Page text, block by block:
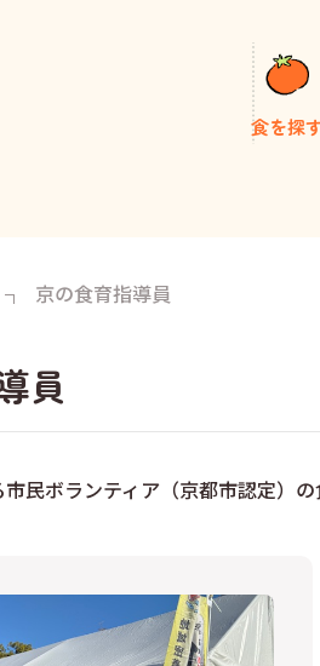
食を探
京の食育指導員
員
民ボランティア（京都市認定）